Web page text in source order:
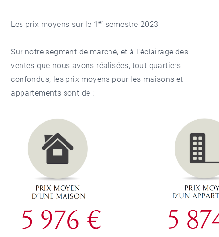
Les prix moyens sur le 1er semestre 2023
Sur notre segment de marché, et à l’éclairage des
ventes que nous avons réalisées, tout quartiers
confondus, les prix moyens pour les maisons et
appartements sont de :